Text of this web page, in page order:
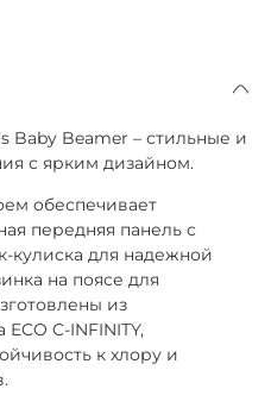
Baby Beamer – стильные и
с ярким дизайном.
обеспечивает
передняя панель с
кулиска для надежной
на поясе для
из
C-INFINITY,
к хлору и